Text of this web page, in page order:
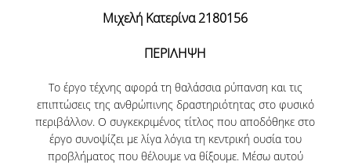
ΠΡΟΟΠΤΙΚΕΣ ΑΠΑΣΧΟΛΗΣΗΣ
ΕΚΠΑΙΔΕΥΣΗ ΕΝΗΛΙΚΩΝ
ΚΑΙΝΟΤΟΜΕΣ ΔΡΑΣΕΙΣ
ΕΚΠΑΙΔΕΥΟΝΤΑΣ ΕΚΠΑΙΔΕΥΤΙΚΟΥΣ ΜΕΣΑ
ΑΠΟ ΤΗΝ ΤΕΧΝΗ - TEPART AUEB
Μιχελή Κατερίνα 2180156
ΠΕΡΙΛΗΨΗ
Το έργο τέχνης αφορά τη θαλάσσια ρύπανση και τις
επιπτώσεις της ανθρώπινης δραστηριότητας στο φυσικό
περιβάλλον. Ο συγκεκριμένος τίτλος που αποδόθηκε στο
έργο συνοψίζει με λίγα λόγια τη κεντρική ουσία του
προβλήματος που θέλουμε να θίξουμε. Μέσω αυτού